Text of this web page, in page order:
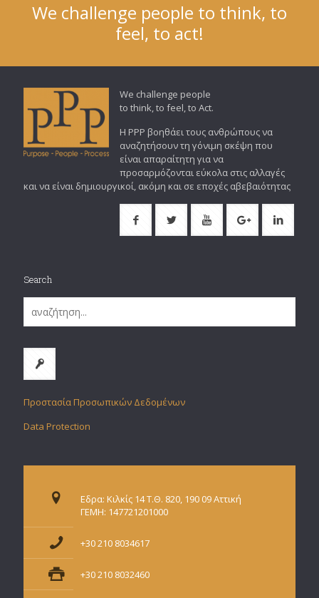
We challenge people to think, to
feel, to act!
We challenge people
to think, to feel, to Act.
Η PPP βοηθάει τους ανθρώπους να
αναζητήσουν τη γόνιμη σκέψη που
είναι απαραίτητη για να
προσαρμόζονται εύκολα στις αλλαγές
και να είναι δημιουργικοί, ακόμη και σε εποχές αβεβαιότητας
Search
Προστασία Προσωπικών Δεδομένων
Data Protection
Εδρα: Κιλκίς 14 Τ.Θ. 820, 190 09 Αττική
ΓΕΜΗ: 147721201000
+30 210 8034617
+30 210 8032460